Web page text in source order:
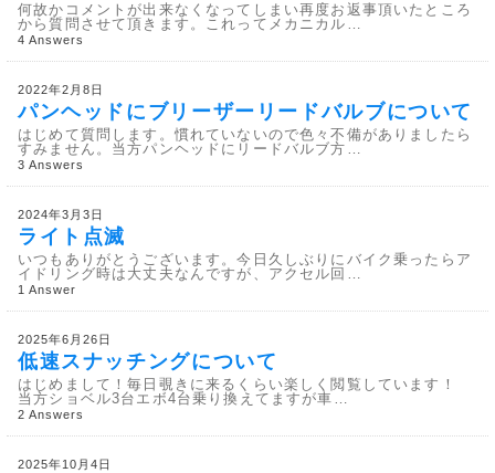
何故かコメントが出来なくなってしまい再度お返事頂いたところ
から質問させて頂きます。これってメカニカル…
4 Answers
2022年2月8日
パンヘッドにブリーザーリードバルブについて
はじめて質問します。慣れていないので色々不備がありましたら
すみません。当方パンヘッドにリードバルブ方…
3 Answers
2024年3月3日
ライト点滅
いつもありがとうございます。今日久しぶりにバイク乗ったらア
イドリング時は大丈夫なんですが、アクセル回…
1 Answer
2025年6月26日
低速スナッチングについて
はじめまして！毎日覗きに来るくらい楽しく閲覧しています！
当方ショベル3台エボ4台乗り換えてますが車…
2 Answers
2025年10月4日